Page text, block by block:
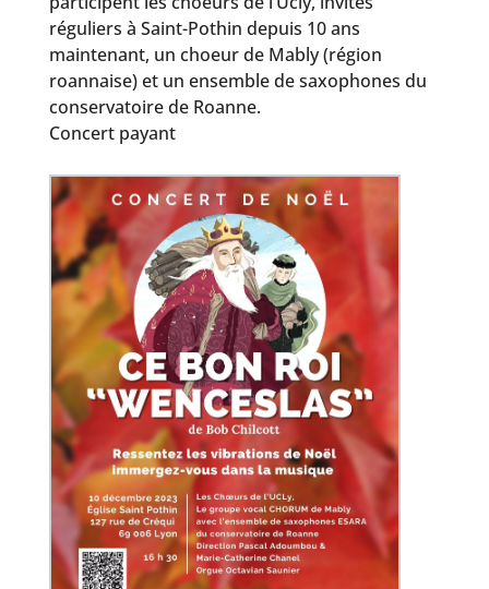
réguliers à Saint-Pothin depuis 10 ans
maintenant, un choeur de Mably (région
roannaise) et un ensemble de saxophones du
conservatoire de Roanne.
Concert payant